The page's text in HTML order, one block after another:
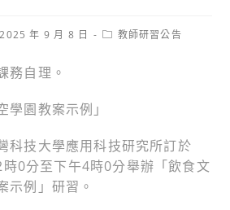
2025 年 9 月 8 日
Post教師研習公告
務自理。
學園教案示例」
科技大學應用科技研究所訂於
0分至下午4時0分舉辦「飲食文
示例」研習。